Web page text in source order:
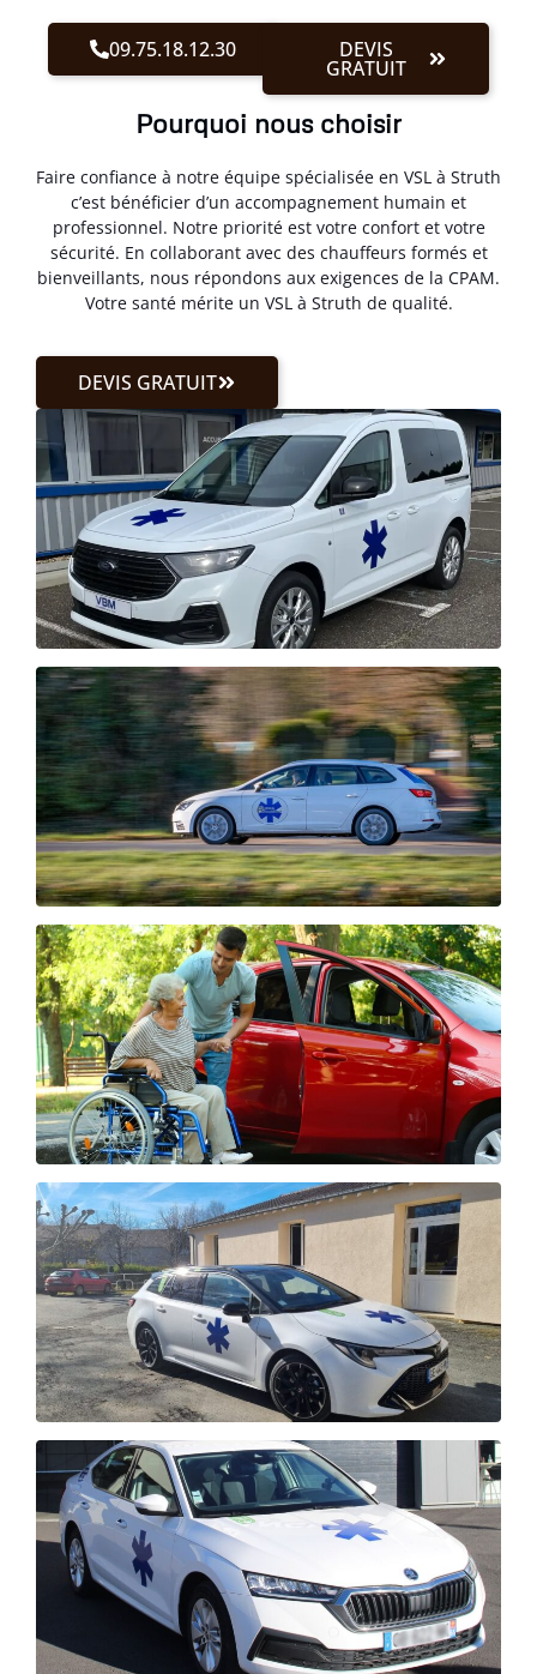
09.75.18.12.30 DEVIS
GRATUIT
Pourquoi nous choisir
Faire confiance à notre équipe spécialisée en VSL à Struth
c’est bénéficier d’un accompagnement humain et
professionnel. Notre priorité est votre confort et votre
sécurité. En collaborant avec des chauffeurs formés et
bienveillants, nous répondons aux exigences de la CPAM.
Votre santé mérite un VSL à Struth de qualité.
DEVIS GRATUIT